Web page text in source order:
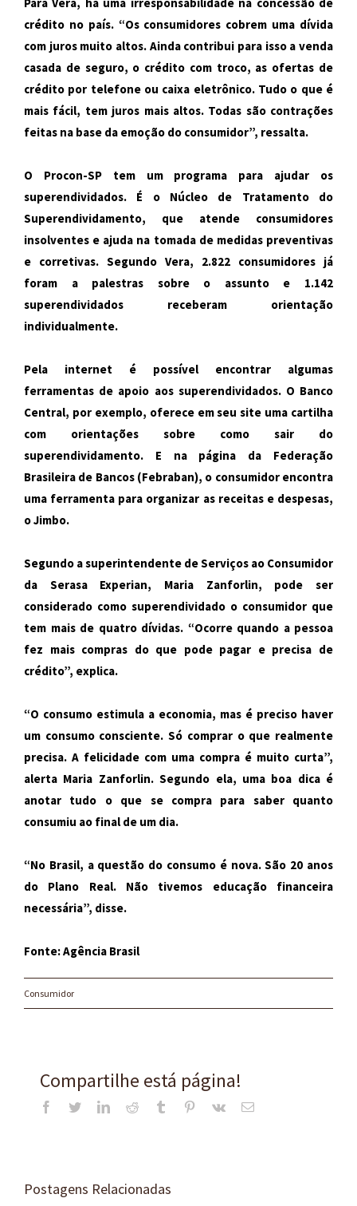
crédito no país. “Os consumidores cobrem uma dívida
com juros muito altos. Ainda contribui para isso a venda
casada de seguro, o crédito com troco, as ofertas de
crédito por telefone ou caixa eletrônico. Tudo o que é
mais fácil, tem juros mais altos. Todas são contrações
feitas na base da emoção do consumidor”, ressalta.
O Procon-SP tem um programa para ajudar os
superendividados. É o Núcleo de Tratamento do
Superendividamento, que atende consumidores
insolventes e ajuda na tomada de medidas preventivas
e corretivas. Segundo Vera, 2.822 consumidores já
foram a palestras sobre o assunto e 1.142
superendividados receberam orientação
individualmente.
Pela internet é possível encontrar algumas
ferramentas de apoio aos superendividados. O Banco
Central, por exemplo, oferece em seu site uma cartilha
com orientações sobre como sair do
superendividamento. E na página da Federação
Brasileira de Bancos (Febraban), o consumidor encontra
uma ferramenta para organizar as receitas e despesas,
o Jimbo.
Segundo a superintendente de Serviços ao Consumidor
da Serasa Experian, Maria Zanforlin, pode ser
considerado como superendividado o consumidor que
tem mais de quatro dívidas. “Ocorre quando a pessoa
fez mais compras do que pode pagar e precisa de
crédito”, explica.
“O consumo estimula a economia, mas é preciso haver
um consumo consciente. Só comprar o que realmente
precisa. A felicidade com uma compra é muito curta”,
alerta Maria Zanforlin. Segundo ela, uma boa dica é
anotar tudo o que se compra para saber quanto
consumiu ao final de um dia.
“No Brasil, a questão do consumo é nova. São 20 anos
do Plano Real. Não tivemos educação financeira
necessária”, disse.
Fonte: Agência Brasil
Consumidor
Compartilhe está página!
Facebook
TwitterLinkedInReddit Tumblr Pinterest
Vk
E-
Postagens Relacionadas